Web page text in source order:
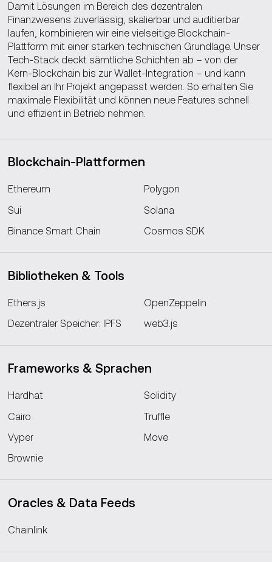
Damit Lösungen im Bereich des dezentralen
Finanzwesens zuverlässig, skalierbar und auditierbar
laufen, kombinieren wir eine vielseitige Blockchain-
Plattform mit einer starken technischen Grundlage. Unser
Tech-Stack deckt sämtliche Schichten ab – von der
Kern‑Blockchain bis zur Wallet‑Integration – und kann
flexibel an Ihr Projekt angepasst werden. So erhalten Sie
maximale Flexibilität und können neue Features schnell
und effizient in Betrieb nehmen.
Blockchain‑Plattformen
Ethereum
Polygon
Sui
Solana
Binance Smart Chain
Cosmos SDK
Bibliotheken & Tools
Ethers.js
OpenZeppelin
Dezentraler Speicher: IPFS
web3.js
Frameworks & Sprachen
Hardhat
Solidity
Cairo
Truffle
Vyper
Move
Brownie
Oracles & Data Feeds
Chainlink